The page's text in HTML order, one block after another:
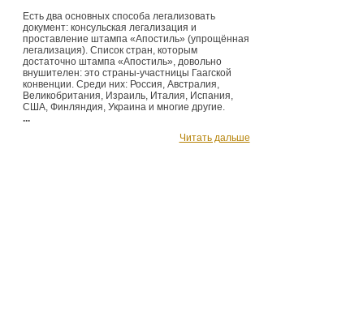
Есть два основных способа легализовать
документ: консульская легализация и
проставление штампа «Апостиль» (упрощённая
легализация). Список стран, которым
достаточно штампа «Апостиль», довольно
внушителен: это страны-участницы Гаагской
конвенции. Среди них: Россия, Австралия,
Великобритания, Израиль, Италия, Испания,
США, Финляндия, Украина и многие другие.
...
Читать дальше